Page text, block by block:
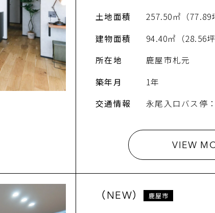
土地面積
257.50㎡（77.89
建物面積
94.40㎡（28.56坪
所在地
鹿屋市札元
築年月
1年
交通情報
永尾入口バス停
VIEW
（NEW） 鹿屋市